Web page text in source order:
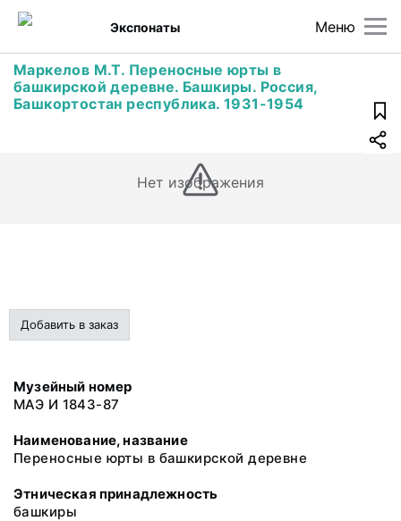
Меню
Экспонаты
Маркелов М.Т. Переносные юрты в
башкирской деревне. Башкиры. Россия,
Башкортостан республика. 1931-1954
Нет изображения
Добавить в заказ
Музейный номер
МАЭ И 1843-87
Наименование, название
Переносные юрты в башкирской деревне
Этническая принадлежность
башкиры